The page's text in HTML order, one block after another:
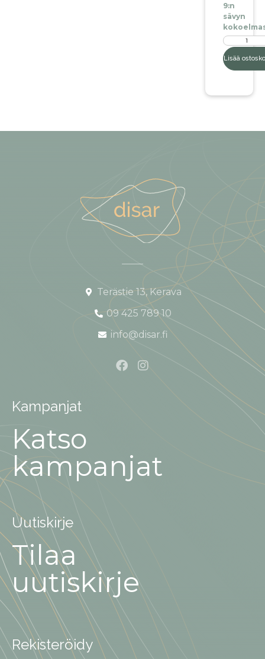
9:n
sävyn
Lisää
Terästie 13, Kerava
09 425 789 10
info@disar.fi
Kampanjat
Katso
kampanjat
Uutiskirje
Tilaa
uutiskirje
Rekisteröidy